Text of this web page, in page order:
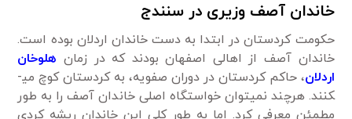
خاندان آصف وزیری در سنندج
حکومت کردستان در ابتدا به ­دست خاندان اردلان بوده است.
خاندان آصف از اهالی اصفهان بودند که در زمان هلوخان
اردلان، حاکم کردستان در دوران صفویه، به کردستان کوچ می­
کنند. هرچند نمی­توان خواستگاه اصلی خاندان آصف را به ­طور
مطمئن معرفی کرد. اما به ­طور کلی این خاندان ریشه کردی